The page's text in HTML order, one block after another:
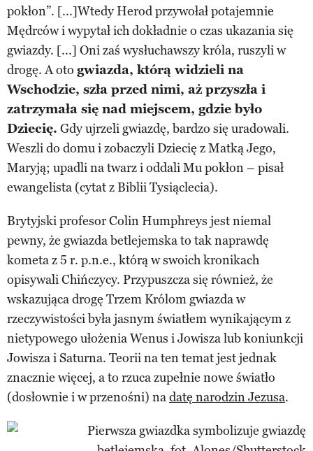
pokłon”. [...]Wtedy Herod przywołał potajemnie
Mędrców i wypytał ich dokładnie o czas ukazania się
gwiazdy. [...] Oni zaś wysłuchawszy króla, ruszyli w
drogę. A oto gwiazda, którą widzieli na
Wschodzie, szła przed nimi, aż przyszła i
zatrzymała się nad miejscem, gdzie było
Dziecię. Gdy ujrzeli gwiazdę, bardzo się uradowali.
Weszli do domu i zobaczyli Dziecię z Matką Jego,
Maryją; upadli na twarz i oddali Mu pokłon – pisał
ewangelista (cytat z Biblii Tysiąclecia).
Brytyjski profesor Colin Humphreys jest niemal
pewny, że gwiazda betlejemska to tak naprawdę
kometa z 5 r. p.n.e., którą w swoich kronikach
opisywali Chińczycy. Przypuszcza się również, że
wskazująca drogę Trzem Królom gwiazda w
rzeczywistości była jasnym światłem wynikającym z
nietypowego ułożenia Wenus i Jowisza lub koniunkcji
Jowisza i Saturna. Teorii na ten temat jest jednak
znacznie więcej, a to rzuca zupełnie nowe światło
(dosłownie i w przenośni) nadatę narodzin Jezusa.